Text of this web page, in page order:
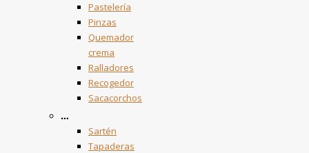
Pastelería
Pinzas
Quemador
crema
Ralladores
Recogedor
Sacacorchos
…
Sartén
Tapaderas